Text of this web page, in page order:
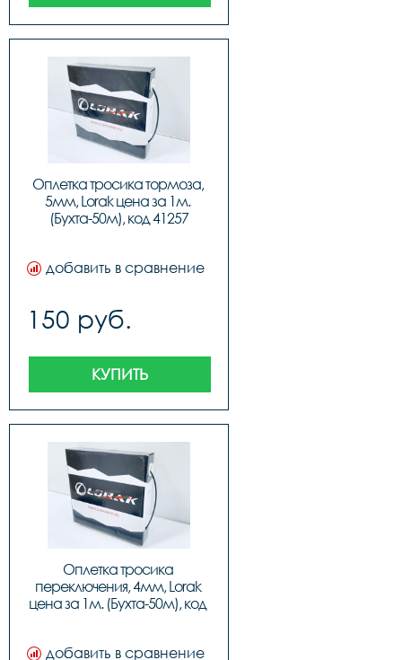
Оплетка тросика тормоза,
5мм, Lorak цена за 1м.
(Бухта-50м), код 41257
добавить в сравнение
150 руб.
КУПИТЬ
Оплетка тросика
переключения, 4мм, Lorak
цена за 1м. (Бухта-50м), код
добавить в сравнение